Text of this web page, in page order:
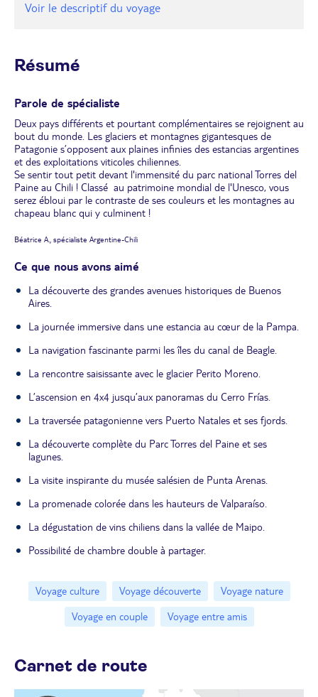
Voir le descriptif du voyage
Résumé
Parole de spécialiste
Deux pays différents et pourtant complémentaires se rejoignent au
bout du monde. Les glaciers et montagnes gigantesques de
Patagonie s’opposent aux plaines infinies des estancias argentines
et des exploitations viticoles chiliennes.
Se sentir tout petit devant l'immensité du parc national Torres del
Paine au Chili ! Classé au patrimoine mondial de l'Unesco, vous
serez ébloui par le contraste de ses couleurs et les montagnes au
chapeau blanc qui y culminent !
Béatrice A., spécialiste Argentine-Chili
Ce que nous avons aimé
La découverte des grandes avenues historiques de Buenos
Aires.
La journée immersive dans une estancia au cœur de la Pampa.
La navigation fascinante parmi les îles du canal de Beagle.
La rencontre saisissante avec le glacier Perito Moreno.
L’ascension en 4x4 jusqu’aux panoramas du Cerro Frías.
La traversée patagonienne vers Puerto Natales et ses fjords.
La découverte complète du Parc Torres del Paine et ses
lagunes.
La visite inspirante du musée salésien de Punta Arenas.
La promenade colorée dans les hauteurs de Valparaíso.
La dégustation de vins chiliens dans la vallée de Maipo.
Possibilité de chambre double à partager.
Voyage culture Voyage découverte
Voyage nature
Voyage en couple
Voyage entre amis
Carnet de route